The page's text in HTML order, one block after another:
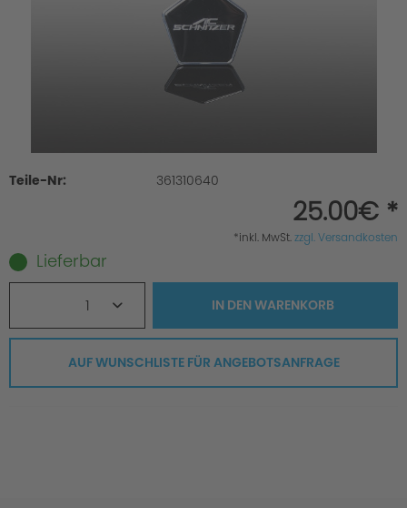
Teile-Nr: 361310640
25.00€ *
*inkl. MwSt.zzgl. Versandkosten
Lieferbar
1 IN DENWARENKORB
AUF WUNSCHLISTE FÜR ANGEBOTSANFRAGE